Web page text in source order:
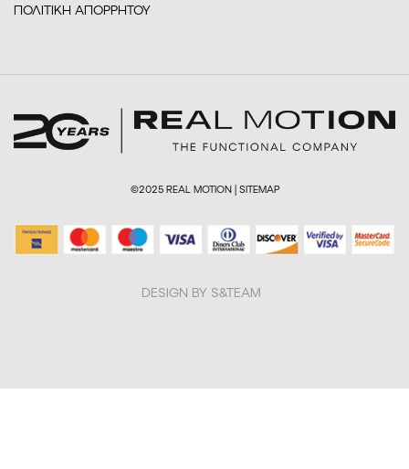
ΠΟΛΙΤΙΚΗ ΑΠΟΡΡΗΤΟΥ
©2025 REAL MOTION | SITEMAP
DESIGN BY S&TEAM